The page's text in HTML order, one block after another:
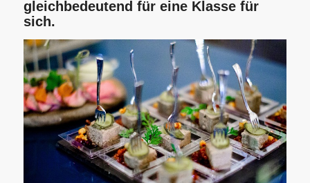
gleichbedeutend für eine Klasse für
sich.